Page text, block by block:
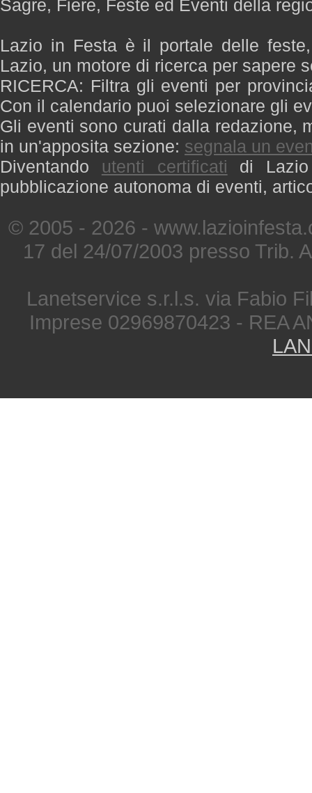
Sagre, Fiere, Feste ed Eventi della
Lazio in Festa è il portale delle
Lazio, un motore di ricerca per sapere
RICERCA: Filtra gli eventi per
Con il calendario puoi selezionare gli
Gli eventi sono curati dalla redazione,
in un'apposita sezione: segnala un
Diventando utenti certificati di
pubblicazione autonoma di eventi,
© 2005 - 2026 -
17 del 24/07/2003 presso Trib.
Lanetservice s.r.l.s. via Fabio
Imprese 02969870423 - REA